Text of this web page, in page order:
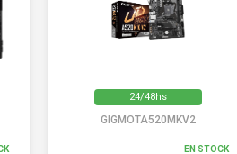
24/48hs
GIGMOTA520MKV2
EN STOCK